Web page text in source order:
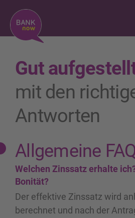
Gut
mit den
Antworten
Allgemeine
Welchen Zinssatz erhalte
Bonität?
Der effektive Zinssatz wird
berechnet und nach der